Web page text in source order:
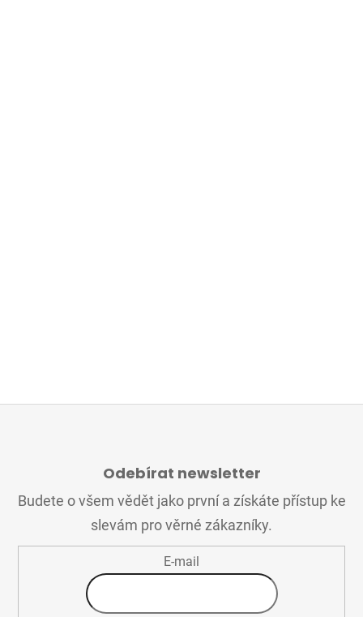
Odebírat newsletter
Budete o všem vědět jako první a získáte přístup ke
slevám pro věrné zákazníky.
E-mail